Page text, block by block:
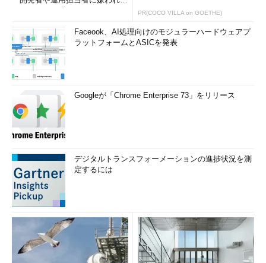
PR(COCO VILLA on GOETHE)
Faceook、AI処理向けのモジュラーハードウェアプ
ラットフォームとASICを発表
Googleが「Chrome Enterprise 73」をリリース
デジタルトランスフォーメーションの進捗状況を測
定するには